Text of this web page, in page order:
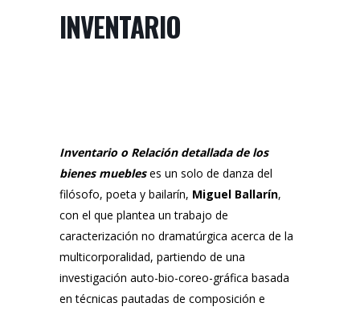
INVENTARIO
Inventario o Relación detallada de los
bienes muebleses un solo de danza del
filósofo, poeta y bailarín, Miguel Ballarín,
con el que plantea un trabajo de
caracterización no dramatúrgica acerca de la
multicorporalidad, partiendo de una
investigación auto-bio-coreo-gráfica basada
en técnicas pautadas de composición e